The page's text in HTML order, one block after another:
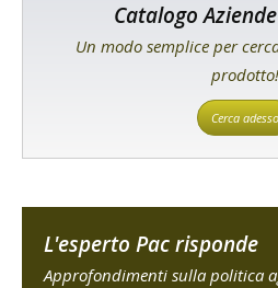
Catalogo
Un modo semplice per
prodotto!
Cerca adesso
L'esperto Pac risponde
Approfondimenti sulla politica